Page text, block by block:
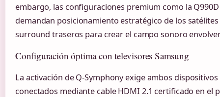
embargo, las configuraciones premium como la Q990D
demandan posicionamiento estratégico de los satélites
surround traseros para crear el campo sonoro
Configuración óptima con televisores Samsung
La activación de Q-Symphony exige ambos dispositivos
conectados mediante cable HDMI 2.1 certificado en el